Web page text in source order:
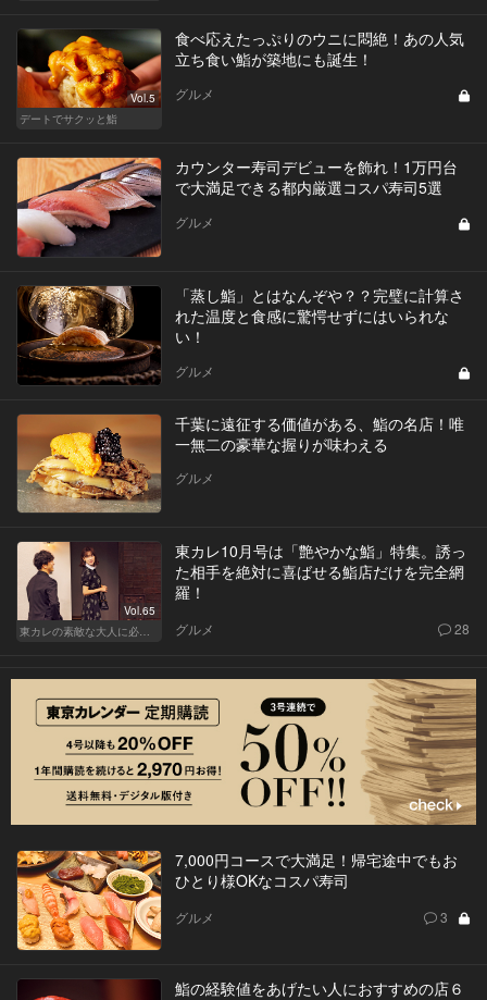
Vol.5
デートでサクッと鮨
食べ応えたっぷりのウニに悶絶！あの人気
立ち食い鮨が築地にも誕生！
グルメ
カウンター寿司デビューを飾れ！1万円台
で大満足できる都内厳選コスパ寿司5選
グルメ
「蒸し鮨」とはなんぞや？？完璧に計算さ
れた温度と食感に驚愕せずにはいられな
い！
グルメ
千葉に遠征する価値がある、鮨の名店！唯
一無二の豪華な握りが味わえる
グルメ
Vol.65
東カレの素敵な大人に必要なこと
東カレ10月号は「艶やかな鮨」特集。誘っ
た相手を絶対に喜ばせる鮨店だけを完全網
羅！
グルメ 28
7,000円コースで大満足！帰宅途中でもお
ひとり様OKなコスパ寿司
グルメ 3
鮨の経験値をあげたい人におすすめの店６